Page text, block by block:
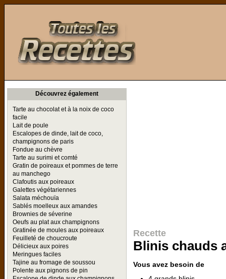
Découvrez également
Tarte au chocolat et à la noix de coco
facile
Lait de poule
Escalopes de dinde, lait de coco,
champignons de paris
Fondue au chèvre
Tarte au surimi et comté
Gratin de poireaux et pommes de terre
au manchego
Clafoutis aux poireaux
Galettes végétariennes
Salata méchouïa
Sablés moelleux aux amandes
Brownies de séverine
Oeufs au plat aux champignons
Gratinée de moules aux poireaux
Feuilleté de choucroute
Délicieux aux poires
Meringues faciles
Tajine au fromage de soussou
Polente aux pignons de pin
Recette
Blinis chauds
Vous avez besoin de